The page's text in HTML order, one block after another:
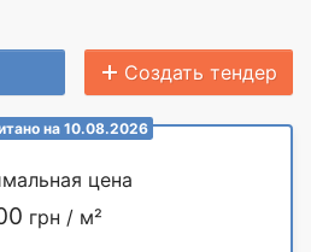
Создать тендер
на 10.08.2026
цена
грн / м²